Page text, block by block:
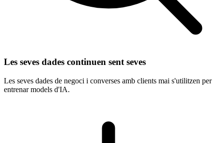
Les seves dades continuen sent seves
Les seves dades de negoci i converses amb clients mai s'utilitzen per
entrenar models d'IA.